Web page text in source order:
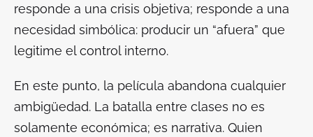
responde a una crisis objetiva; responde a una
necesidad simbólica: producir un “afuera” que
legitime el control interno.
En este punto, la película abandona cualquier
ambigüedad. La batalla entre clases no es
solamente económica; es narrativa. Quien